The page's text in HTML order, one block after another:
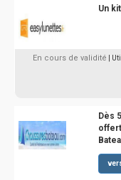
Un
En cours de validité |
Dès